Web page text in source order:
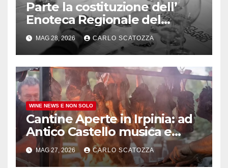
Parte la costituzione dell’
Enoteca Regionale del
Taurasi Docg, l’annuncio del
comune irpino
MAG 28, 2026 CARLO SCATOZZA
WINE NEWS E NON SOLO
Cantine Aperte in Irpinia: ad
Antico Castello musica e
barbecue di territorio
MAG 27, 2026 CARLO SCATOZZA